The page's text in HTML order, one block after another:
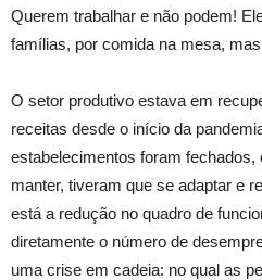
Querem trabalhar e não podem!
famílias, por comida na mesa,
O setor produtivo estava em
receitas desde o início da
estabelecimentos foram
manter, tiveram que se adaptar e
está a redução no quadro de
diretamente o número de
uma crise em cadeia: no qual as